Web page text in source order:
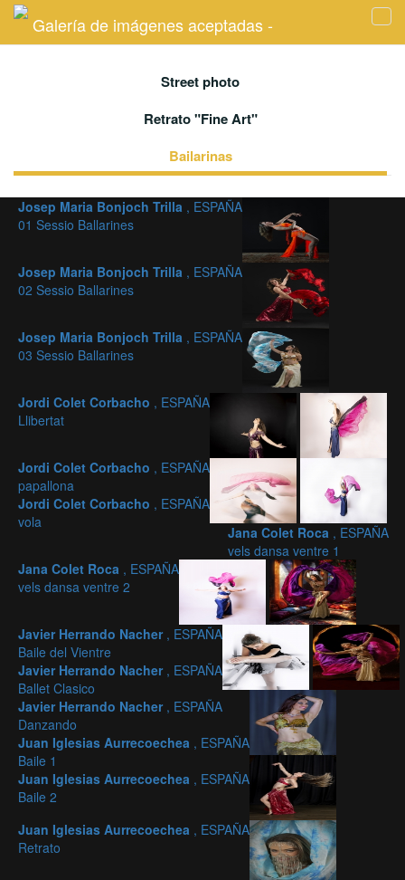
Galería de imágenes aceptadas -
Street photo
Retrato "Fine Art"
Bailarinas
Josep Maria Bonjoch Trilla , ESPAÑA
01 Sessio Ballarines
Josep Maria Bonjoch Trilla , ESPAÑA
02 Sessio Ballarines
Josep Maria Bonjoch Trilla , ESPAÑA
03 Sessio Ballarines
Jordi Colet Corbacho , ESPAÑA
Llibertat
Jordi Colet Corbacho , ESPAÑA
papallona
Jordi Colet Corbacho , ESPAÑA
vola
Jana Colet Roca , ESPAÑA
vels dansa ventre 1
Jana Colet Roca , ESPAÑA
vels dansa ventre 2
Javier Herrando Nacher , ESPAÑA
Baile del Vientre
Javier Herrando Nacher , ESPAÑA
Ballet Clasico
Javier Herrando Nacher , ESPAÑA
Danzando
Juan Iglesias Aurrecoechea , ESPAÑA
Baile 1
Juan Iglesias Aurrecoechea , ESPAÑA
Baile 2
Juan Iglesias Aurrecoechea , ESPAÑA
Retrato